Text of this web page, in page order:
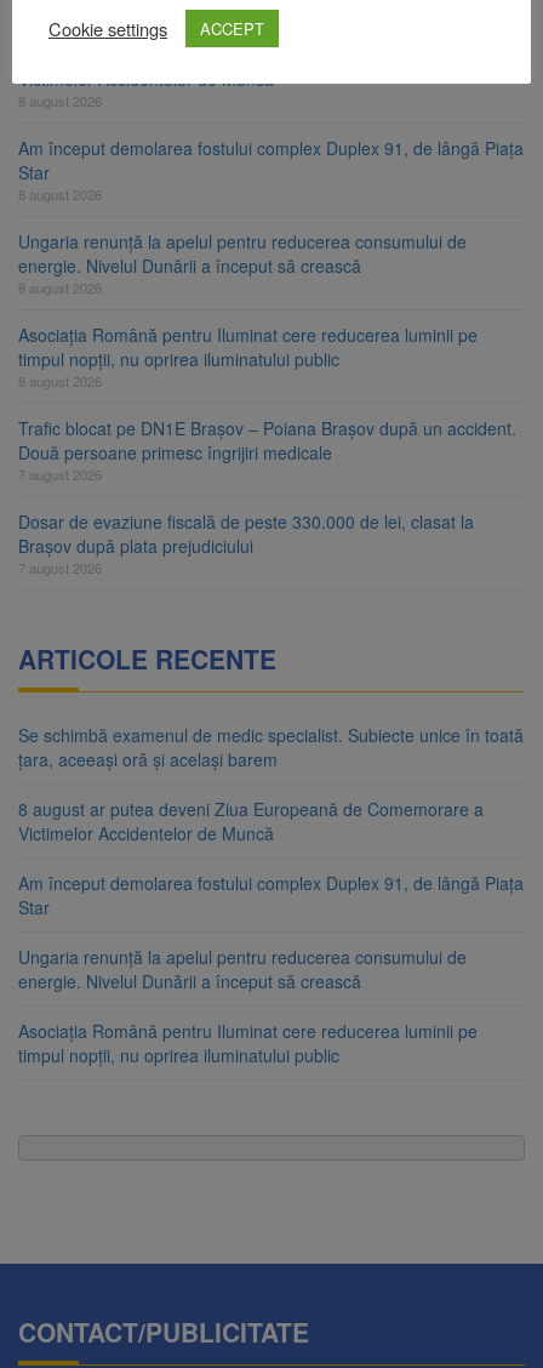
8 august ar putea deveni Ziua Europeană de Comemorare a
Victimelor Accidentelor de Muncă
8 august 2026
Am început demolarea fostului complex Duplex 91, de lângă Piața
Star
8 august 2026
Ungaria renunță la apelul pentru reducerea consumului de
energie. Nivelul Dunării a început să crească
8 august 2026
Asociația Română pentru Iluminat cere reducerea luminii pe
timpul nopții, nu oprirea iluminatului public
8 august 2026
Trafic blocat pe DN1E Brașov – Poiana Brașov după un accident.
Două persoane primesc îngrijiri medicale
7 august 2026
Dosar de evaziune fiscală de peste 330.000 de lei, clasat la
Brașov după plata prejudiciului
7 august 2026
ARTICOLE RECENTE
Se schimbă examenul de medic specialist. Subiecte unice în toată
țara, aceeași oră și același barem
8 august ar putea deveni Ziua Europeană de Comemorare a
Victimelor Accidentelor de Muncă
Am început demolarea fostului complex Duplex 91, de lângă Piața
Star
Ungaria renunță la apelul pentru reducerea consumului de
energie. Nivelul Dunării a început să crească
Asociația Română pentru Iluminat cere reducerea luminii pe
timpul nopții, nu oprirea iluminatului public
CONTACT/PUBLICITATE
Cookie settings
ACCEPT